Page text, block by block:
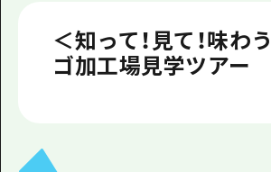
広島県の魅力を動画
＜知って！見て！味わ
ゴ加工場見学ツアー